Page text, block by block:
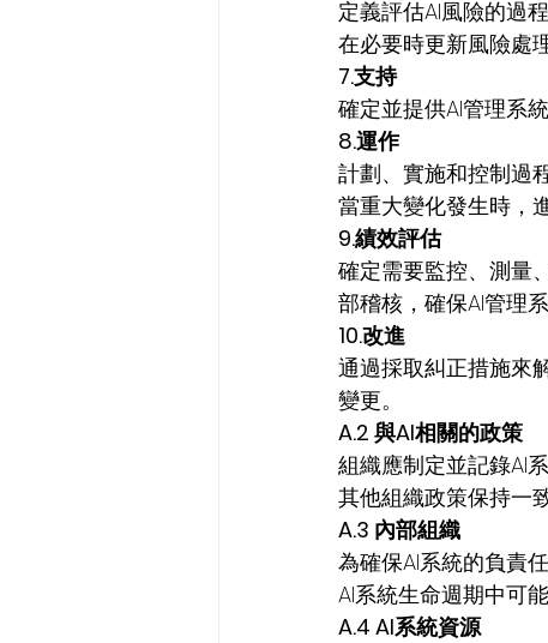
定義評估AI風險的過
在必要時更新風險處
7.支持
確定並提供AI管理系
8.運作
計劃、實施和控制過
當重大變化發生時，
9.績效評估
確定需要監控、測量
部稽核，確保AI管理
10.改進
通過採取糾正措施來
變更。
A.2 與AI相關的政策
組織應制定並記錄AI
其他組織政策保持一
A.3 內部組織
為確保AI系統的負責
AI系統生命週期中可
A.4 AI系統資源